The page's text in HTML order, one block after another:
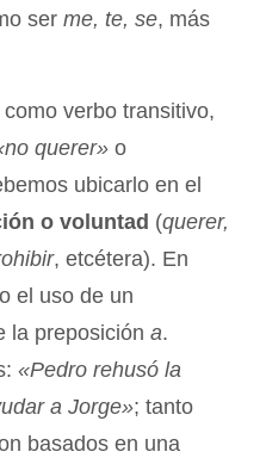
ser me, te, se, más
verbo transitivo,
querer» o
ubicarlo en el
o voluntad (querer,
, etcétera). En
el uso de un
la preposición a.
«Pedro rehusó la
a Jorge»; tanto
basados en una